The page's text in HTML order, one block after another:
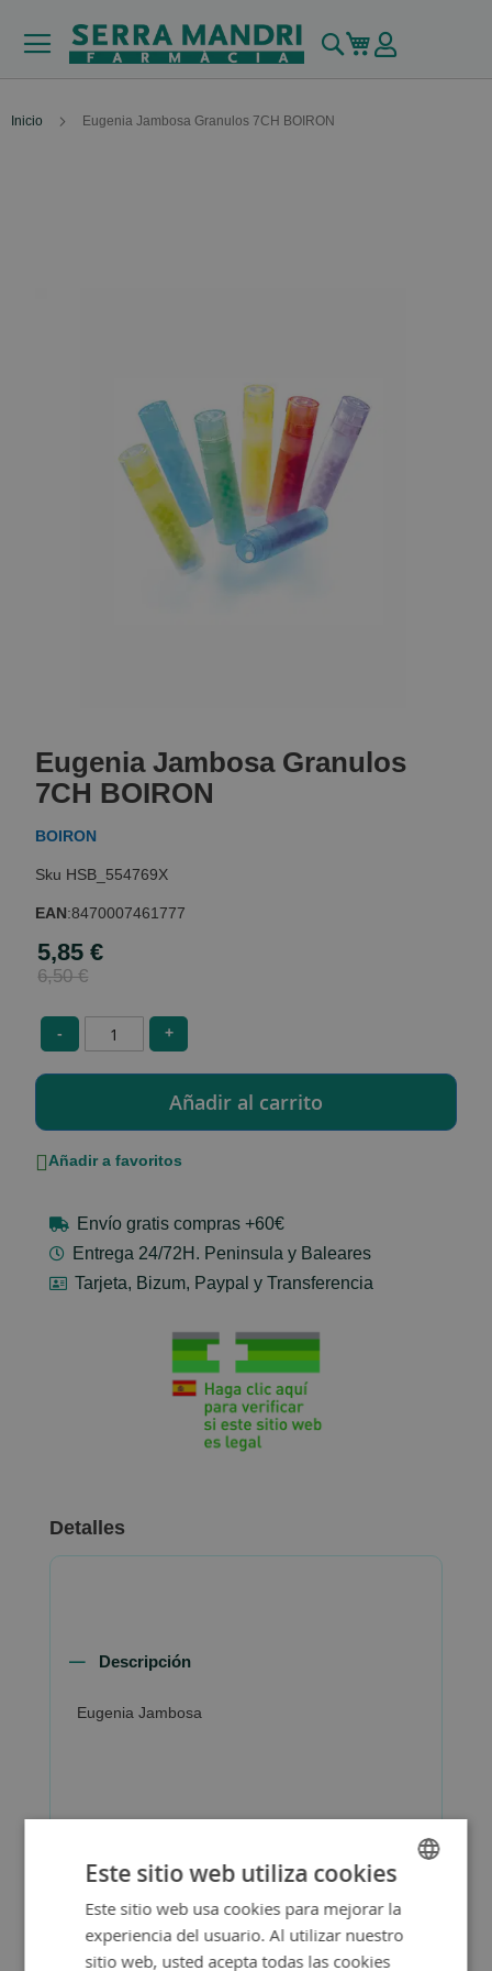
Buscar
Mi carrito
Inicio Eugenia Jambosa Granulos 7CH BOIRON
the
beginning
of
the
gallery
Eugenia Jambosa Granulos
7CH BOIRON
BOIRON
HSB_554769X
EAN:8470007461777
Special
Price
5,85 €
6,50 €
- +
Añadir a favoritos
Envío gratis compras +60€
Entrega 24/72H. Peninsula y Baleares
Tarjeta, Bizum, Paypal y Transferencia
Detalles
Descripción
Eugenia Jambosa
SPANISH
ENGLISH
Este sitio web utiliza cookies
Este sitio web usa cookies para mejorar la
experiencia del usuario. Al utilizar nuestro
sitio web, usted acepta todas las cookies